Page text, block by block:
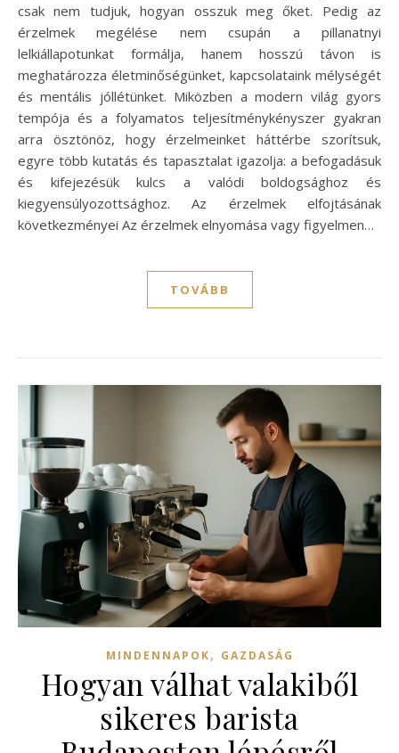
csak nem tudjuk, hogyan osszuk meg őket. Pedig az
érzelmek megélése nem csupán a pillanatnyi
lelkiállapotunkat formálja, hanem hosszú távon is
meghatározza életminőségünket, kapcsolataink mélységét
és mentális jóllétünket. Miközben a modern világ gyors
tempója és a folyamatos teljesítménykényszer gyakran
arra ösztönöz, hogy érzelmeinket háttérbe szorítsuk,
egyre több kutatás és tapasztalat igazolja: a befogadásuk
és kifejezésük kulcs a valódi boldogsághoz és
kiegyensúlyozottsághoz. Az érzelmek elfojtásának
következményei Az érzelmek elnyomása vagy figyelmen…
TOVÁBB
MINDENNAPOK, GAZDASÁG
Hogyan válhat valakiből
sikeres barista